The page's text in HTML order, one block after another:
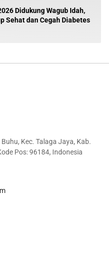
Didukung Wagub Idah,
Sehat dan Cegah Diabetes
Kec. Talaga Jaya, Kab.
Pos: 96184, Indonesia